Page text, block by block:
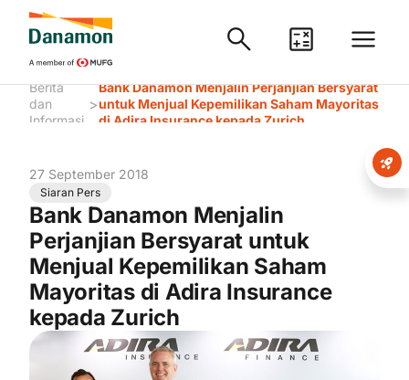
Berita
dan
Informasi
>
Bank Danamon Menjalin Perjanjian Bersyarat
untuk Menjual Kepemilikan Saham Mayoritas
di Adira Insurance kepada Zurich
27 September 2018
Siaran Pers
Bank Danamon Menjalin
Perjanjian Bersyarat untuk
Menjual Kepemilikan Saham
Mayoritas di Adira Insurance
kepada Zurich